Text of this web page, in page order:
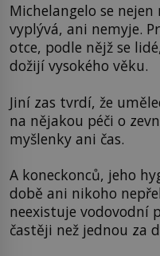
Michelangelo se
vyplývá, ani nemyje.
otce, podle nějž se
dožijí vysokého věku.
Jiní zas tvrdí, že
na nějakou péči o
myšlenky ani čas.
A koneckonců, jeho
době ani nikoho
neexistuje vodovodní
častěji než jednou za